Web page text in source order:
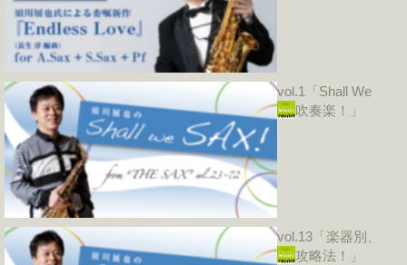
vol.1「Shall We
吹奏楽！」
vol.13「楽器別、
攻略法！」